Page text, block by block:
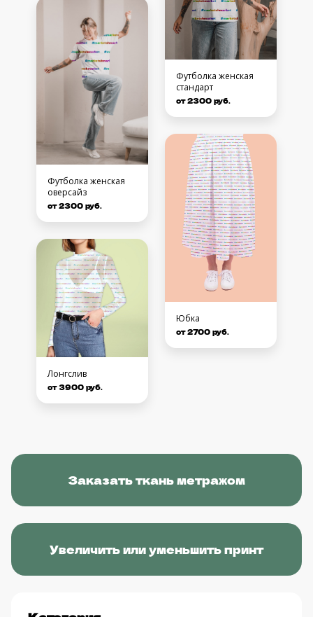
Футболка женская
оверсайз
от 2300 руб.
Лонгслив
от 3900 руб.
Футболка женская
стандарт
от 2300 руб.
Юбка
от 2700 руб.
Заказать ткань метражом
Увеличить или уменьшить принт